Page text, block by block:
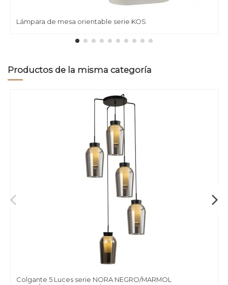
Lámpara de mesa orientable serie KOS
Productos de la misma categoría
Colgante 5 Luces serie NORA NEGRO/MARMOL